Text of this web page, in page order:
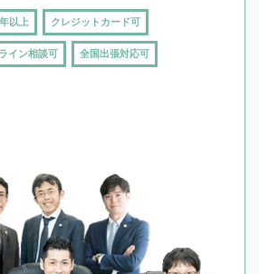
以上 クレジットカード可
イン相談可 全国出張対応可